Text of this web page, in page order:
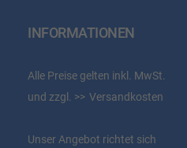
INFORMATIONEN
Alle Preise gelten inkl. MwSt.
und zzgl.
Versandkosten
Unser Angebot richtet sich